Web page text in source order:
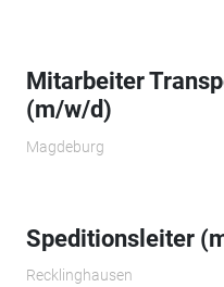
Mitarbeiter
(m/w/d)
Magdeburg
Speditionsleiter
Recklinghausen